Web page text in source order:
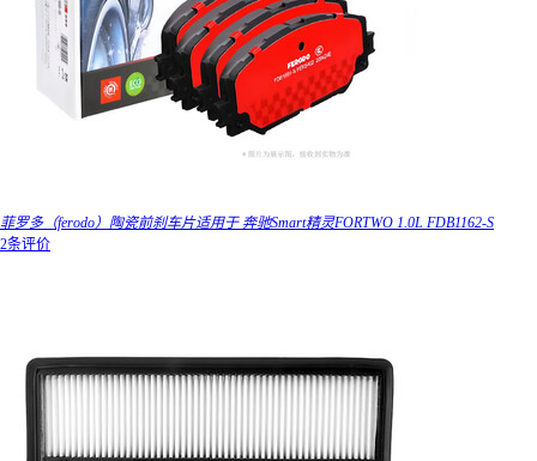
菲罗多（ferodo）陶瓷前刹车片适用于 奔驰Smart精灵FORTWO 1.0L FDB1162-S
2条评价